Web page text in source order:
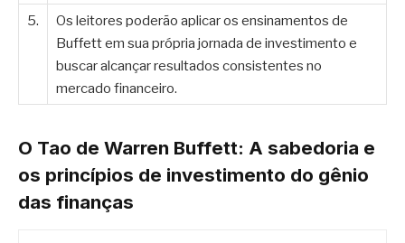
5.
Os leitores poderão aplicar os ensinamentos de
Buffett em sua própria jornada de investimento e
buscar alcançar resultados consistentes no
mercado financeiro.
O Tao de Warren Buffett: A sabedoria e
os princípios de investimento do gênio
das finanças